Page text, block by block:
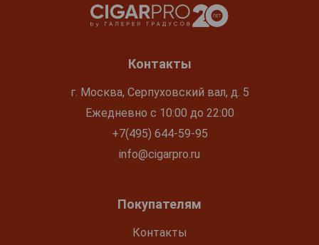
Контакты
г. Москва, Серпуховский вал, д. 5
Ежедневно с 10:00 до 22:00
+7(495) 644-59-95
info@cigarpro.ru
Покупателям
Контакты